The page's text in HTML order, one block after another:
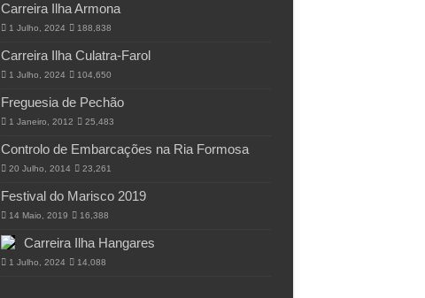
Carreira Ilha Armona
1 Julho, 2024 188,838
Carreira Ilha Culatra-Farol
1 Julho, 2024 104,650
Freguesia de Pechão
1 Janeiro, 2012 25,483
Controlo de Embarcações na Ria Formosa
20 Julho, 2014 23,261
Festival do Marisco 2019
14 Maio, 2019 16,388
Carreira Ilha Hangares
1 Julho, 2024 14,088